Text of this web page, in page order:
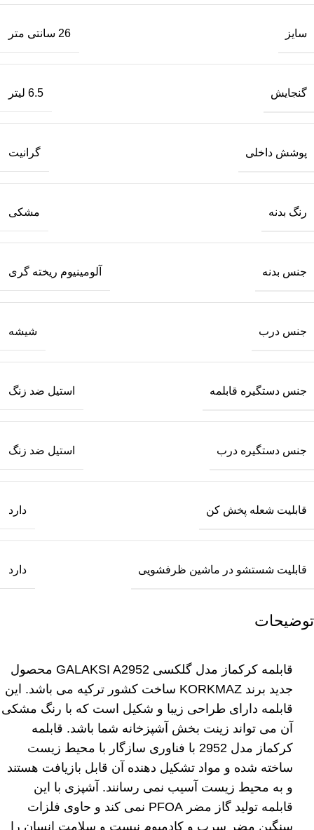
توضیحات
قابلمه کرکماز
مدل گلکسی GALAKSI A2952 محصول
جدید برند KORKMAZ ساخت کشور ترکیه می باشد. این
قابلمه دارای طراحی زیبا و شکیل است که با رنگ مشکی
آن می تواند زینت بخش آشپزخانه شما باشد. قابلمه
کرکماز مدل 2952 با فناوری سازگار با محیط زیست
ساخته شده و مواد تشکیل دهنده آن قابل بازیافت هستند
و به محیط زیست آسیب نمی رسانند. آشپزی با این
قابلمه تولید گاز مضر PFOA نمی کند و حاوی فلزات
سنگین مضر سرب و کادمیوم نیست و سلامت انسان را
سایز 26 سانتی متر
گنجایش 6.5 لیتر
پوشش داخلی گرانیت
رنگ بدنه مشکی
جنس بدنه آلومینیوم ریخته گری
جنس درب شیشه
جنس دستگیره قابلمه استیل ضد زنگ
جنس دستگیره درب استیل ضد زنگ
قابلیت شعله پخش کن دارد
قابلیت شستشو در ماشین ظرفشویی دارد